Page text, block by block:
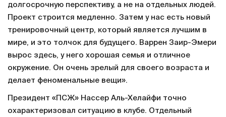
долгосрочную перспективу, а не на отдельных людей.
Проект строится медленно. Затем у нас есть новый
тренировочный центр, который является лучшим в
мире, и это толчок для будущего. Варрен Заир-Эмери
вырос здесь, у него хорошая семья и отличное
окружение. Он очень зрелый для своего возраста и
делает феноменальные вещи».
Президент «ПСЖ» Нассер Аль-Хелайфи точно
охарактеризовал ситуацию в клубе. Отдельный